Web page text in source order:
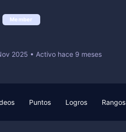
Member
2025 • Activo hace 9 meses
Puntos Logros Rangos